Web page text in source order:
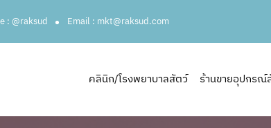
: @raksud Email : mkt@raksud.com
คลินิก/โรงพยาบาลสัตว์ ร้านขายอุปกรณ์